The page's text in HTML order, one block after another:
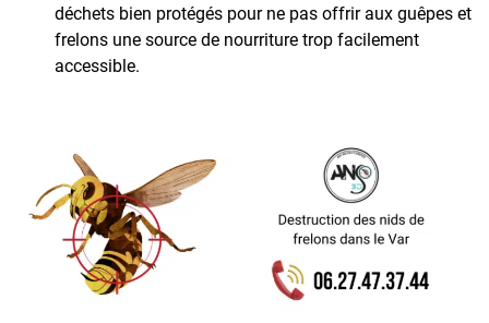
déchets bien protégés pour ne pas offrir aux guêpes et
frelons une source de nourriture trop facilement
accessible.